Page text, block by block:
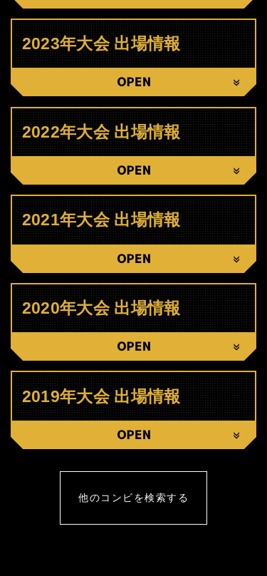
2023年大会 出場情報
2022年大会 出場情報
2021年大会 出場情報
2020年大会 出場情報
2019年大会 出場情報
他のコンビを検索する